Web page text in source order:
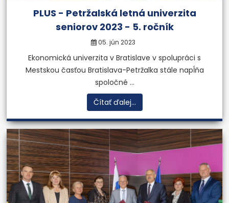
PLUS - Petržalská letná univerzita
seniorov 2023 - 5. ročník
05. jún 2023
Ekonomická univerzita v Bratislave v spolupráci s
Mestskou časťou Bratislava-Petržalka stále napĺňa
spoločné ...
Čítať ďalej...